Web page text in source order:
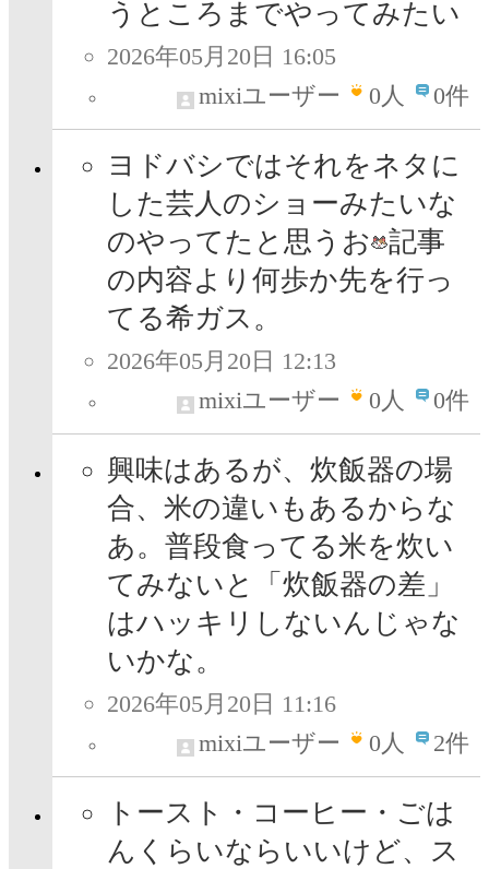
うところまでやってみたい
2026年05月20日 16:05
mixiユーザー
0人 0件
ヨドバシではそれをネタに
した芸人のショーみたいな
のやってたと思うお
記事
の内容より何歩か先を行っ
てる希ガス。
2026年05月20日 12:13
mixiユーザー
0人 0件
興味はあるが、炊飯器の場
合、米の違いもあるからな
あ。普段食ってる米を炊い
てみないと「炊飯器の差」
はハッキリしないんじゃな
いかな。
2026年05月20日 11:16
mixiユーザー
0人 2件
トースト・コーヒー・ごは
んくらいならいいけど、ス